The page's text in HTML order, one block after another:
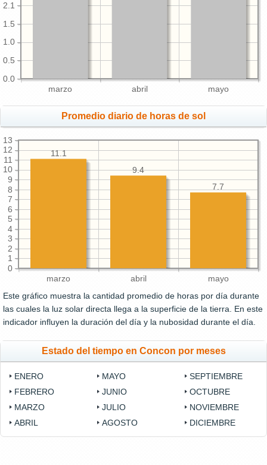
marzo abril mayo
0.0
0.5
1.0
1.5
2.1
Promedio diario de horas de sol
marzo abril mayo
0
1
2
3
4
5
6
7
8
9
10
11
12
13
7.7
9.4
11.1
Este gráfico muestra la cantidad promedio de horas por día durante
las cuales la luz solar directa llega a la superficie de la tierra. En este
indicador influyen la duración del día y la nubosidad durante el día.
Estado del tiempo en Concon por meses
ENERO
FEBRERO
MARZO
ABRIL
MAYO
JUNIO
JULIO
AGOSTO
SEPTIEMBRE
OCTUBRE
NOVIEMBRE
DICIEMBRE